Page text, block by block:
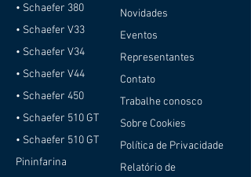
• Schaefer 380
• Schaefer V33
• Schaefer V34
• Schaefer V44
• Schaefer 450
• Schaefer 510 GT
• Schaefer 510 GT
Pininfarina
Novidades
Eventos
Representantes
Contato
Trabalhe conosco
Sobre Cookies
Política de Privacidade
Relatório de